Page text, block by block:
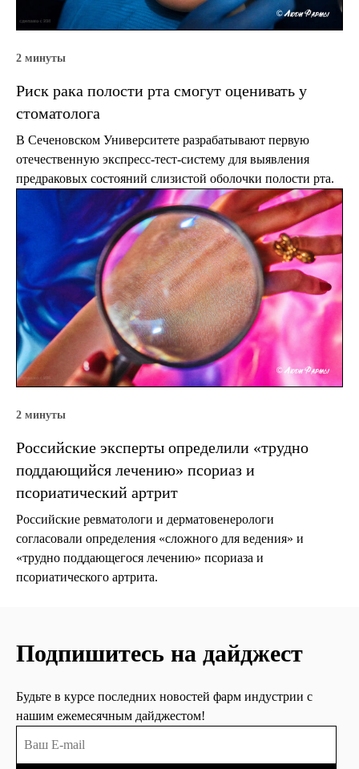
2 минуты
Риск рака полости рта смогут оценивать у
стоматолога
В Сеченовском Университете разрабатывают первую
отечественную экспресс-тест-систему для выявления
предраковых состояний слизистой оболочки полости рта.
2 минуты
Российские эксперты определили «трудно
поддающийся лечению» псориаз и
псориатический артрит
Российские ревматологи и дерматовенерологи
согласовали определения «сложного для ведения» и
«трудно поддающегося лечению» псориаза и
псориатического артрита.
Подпишитесь на дайджест
Будьте в курсе последних новостей фарм индустрии с
нашим ежемесячным дайджестом!